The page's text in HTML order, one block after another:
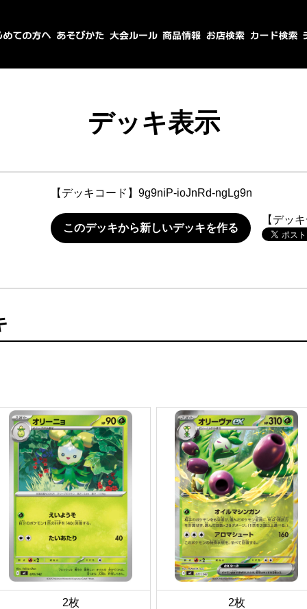
デッキ表示
【デッキコード】 9g9niP-ioJnRd-ngLg9n
このデッキから新しいデッキを作る
【デッ
2枚 2枚